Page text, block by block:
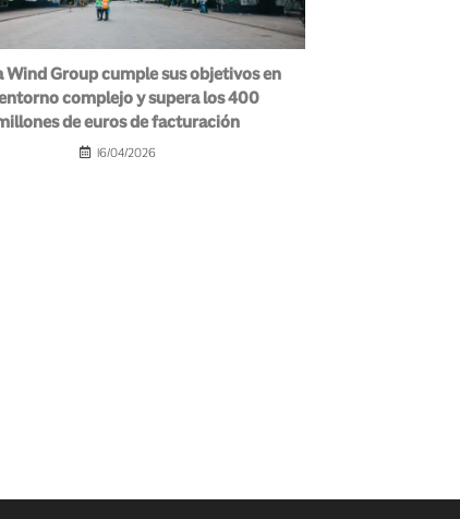
Wind Group cumple sus objetivos en
complejo y supera los 400
de euros de facturación
16/04/2026